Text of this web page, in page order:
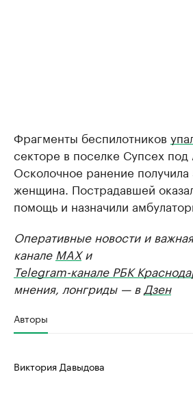
Фрагменты беспилотников
секторе в поселке Супсех под
Осколочное ранение получила
женщина. Пострадавшей
помощь и назначили
Оперативные новости и
канале MAXи
Telegram-канале РБК
мнения, лонгриды — в Дзен
Авторы
Виктория Давыдова